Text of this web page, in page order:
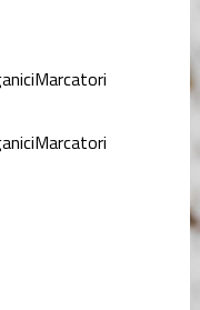
Marcatori
Marcatori